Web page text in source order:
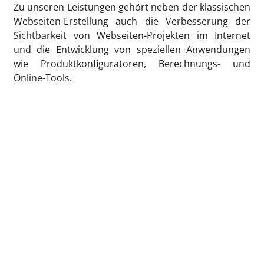
Zu unseren Leistungen gehört neben der klassischen
Webseiten-Erstellung auch die Verbesserung der
Sichtbarkeit von Webseiten-Projekten im Internet
und die Entwicklung von speziellen Anwendungen
wie Produktkonfiguratoren, Berechnungs- und
Online-Tools.